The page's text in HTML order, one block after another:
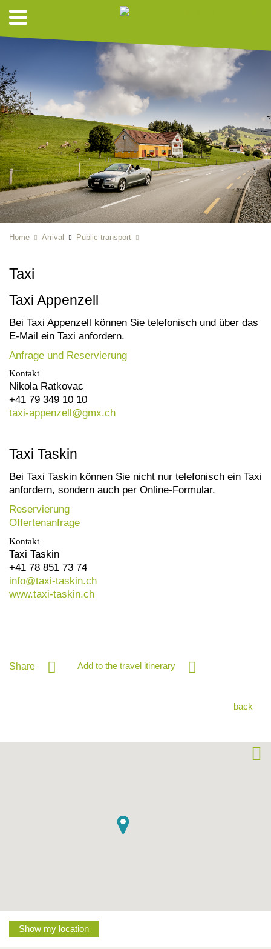
Home Arrival Public transport
Taxi
Taxi Appenzell
Bei Taxi Appenzell können Sie telefonisch und über das
E-Mail ein Taxi anfordern.
Anfrage und Reservierung
Kontakt
Nikola Ratkovac
+41 79 349 10 10
taxi-appenzell@gmx.ch
Taxi Taskin
Bei Taxi Taskin können Sie nicht nur telefonisch ein Taxi
anfordern, sondern auch per Online-Formular.
Reservierung
Offertenanfrage
Kontakt
Taxi Taskin
+41 78 851 73 74
info@taxi-taskin.ch
www.taxi-taskin.ch
Share Add to the travel itinerary
back
Show my location